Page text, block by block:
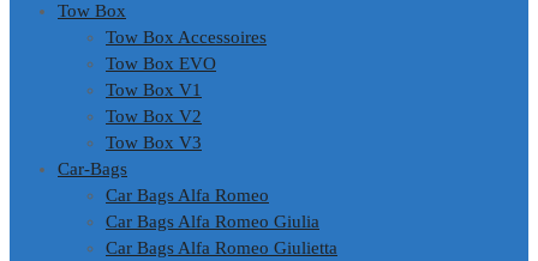
Tow Box
Tow Box Accessoires
Tow Box EVO
Tow Box V1
Tow Box V2
Tow Box V3
Car-Bags
Car Bags Alfa Romeo
Car Bags Alfa Romeo Giulia
Car Bags Alfa Romeo Giulietta